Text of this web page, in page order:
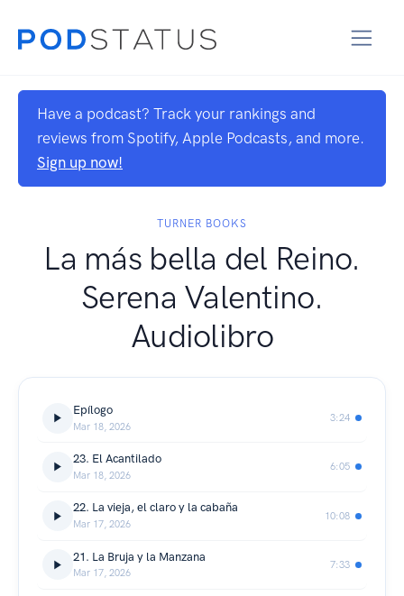
Have a podcast? Track your rankings and
reviews from Spotify, Apple Podcasts, and more.
Sign up now!
TURNER BOOKS
La más bella del Reino.
Serena Valentino.
Audiolibro
Epílogo
Mar 18, 2026
3:24
23. El Acantilado
Mar 18, 2026
6:05
22. La vieja, el claro y la cabaña
Mar 17, 2026
10:08
21. La Bruja y la Manzana
Mar 17, 2026
7:33